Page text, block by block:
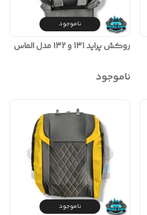
ناموجود
روکش پراید 131 و 132 مدل الماس
ناموجود
ناموجود